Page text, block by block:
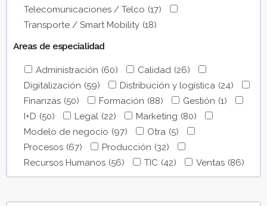
Telecomunicaciones / Telco (17)
Transporte / Smart Mobility (18)
Areas de especialidad
Administración (60) Calidad (26)
Digitalización (59) Distribución y logística (24)
Finanzas (50) Formación (88) Gestión (1)
I+D (50) Legal (22) Marketing (80)
Modelo de negocio (97) Otra (5)
Procesos (67) Producción (32)
Recursos Humanos (56) TIC (42) Ventas (86)